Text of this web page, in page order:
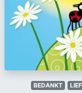
BEDANKT